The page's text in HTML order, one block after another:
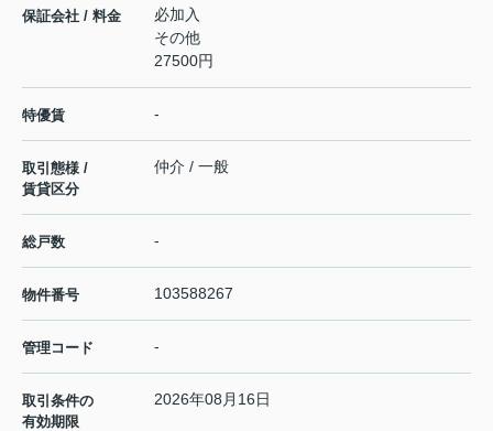
保証会社 / 料金
必加入
その他
27500円
特優賃 -
取引態様 /
賃貸区分
仲介 / 一般
総戸数 -
物件番号 103588267
管理コード -
取引条件の
有効期限
2026年08月16日